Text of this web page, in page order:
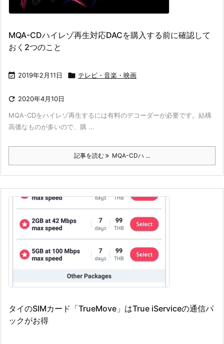
MQA-CDハイレゾ再生対応DACを購入する前に確認して
おく2つのこと
 2019年2月11日  テレビ・音楽・映画
 2020年4月10日
MQA-CDをハイレゾ再生するには有料のデコーダーが必要です。結構
高価なものが多いので、購 ...
記事を読む MQA-CDハ ...
タイのSIMカード「TrueMove」はTrue iServiceの通信パ
ックがお得